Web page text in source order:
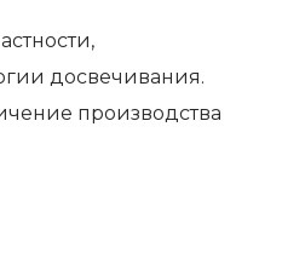
досвечивания.
производства